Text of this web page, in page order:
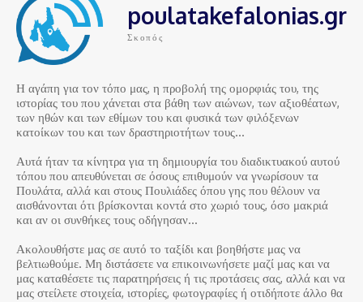
poulatakefalonias.gr
Σκοπός
Η αγάπη για τον τόπο μας, η προβολή της ομορφιάς του, της
ιστορίας του που χάνεται στα βάθη των αιώνων, των αξιοθέατων,
των ηθών και των εθίμων του και φυσικά των φιλόξενων
κατοίκων του και των δραστηριοτήτων τους…
Αυτά ήταν τα κίνητρα για τη δημιουργία του διαδικτυακού αυτού
τόπου που απευθύνεται σε όσους επιθυμούν να γνωρίσουν τα
Πουλάτα, αλλά και στους Πουλιάδες όπου γης που θέλουν να
αισθάνονται ότι βρίσκονται κοντά στο χωριό τους, όσο μακριά
και αν οι συνθήκες τους οδήγησαν…
Ακολουθήστε μας σε αυτό το ταξίδι και βοηθήστε μας να
βελτιωθούμε. Μη διστάσετε να επικοινωνήσετε μαζί μας και να
μας καταθέσετε τις παρατηρήσεις ή τις προτάσεις σας, αλλά και να
μας στείλετε στοιχεία, ιστορίες, φωτογραφίες ή οτιδήποτε άλλο θα